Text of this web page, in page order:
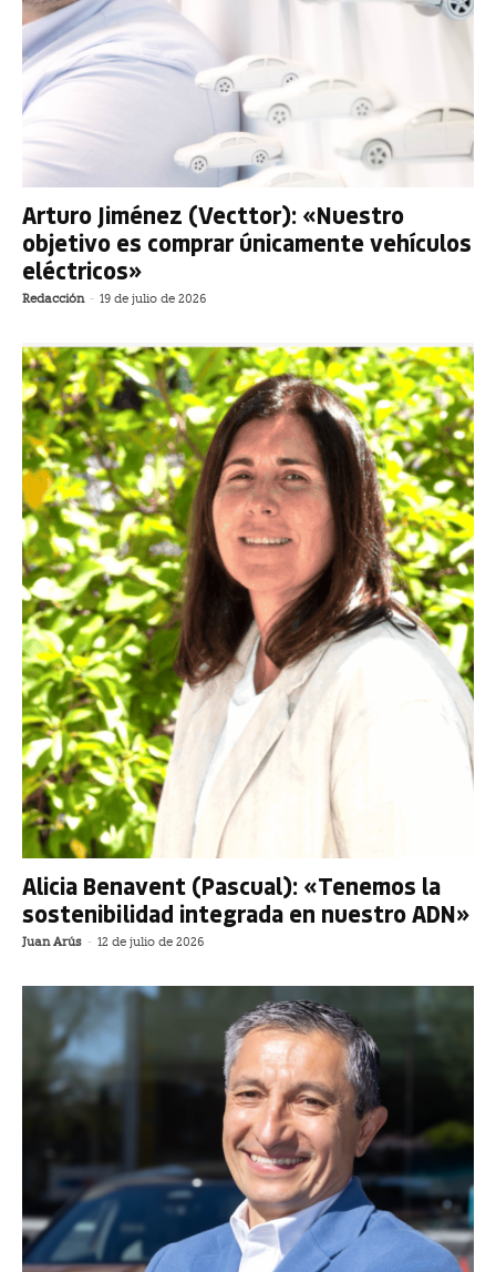
Arturo Jiménez (Vecttor): «Nuestro
objetivo es comprar únicamente vehículos
eléctricos»
Redacción - 19 de julio de 2026
Alicia Benavent (Pascual): «Tenemos la
sostenibilidad integrada en nuestro ADN»
Juan Arús - 12 de julio de 2026